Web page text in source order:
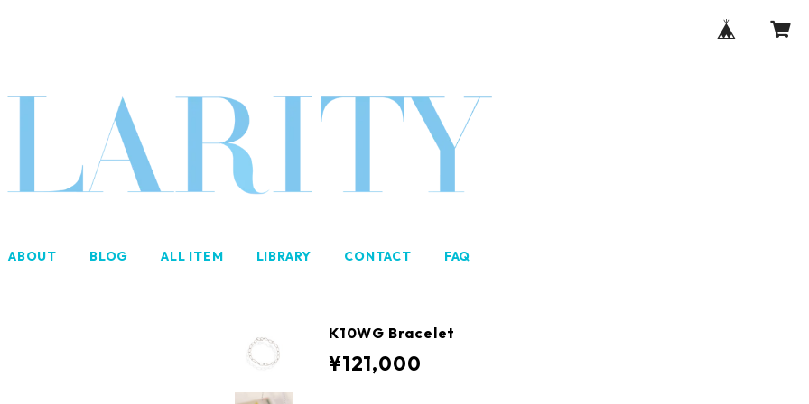
ABOUT BLOG ALL ITEM LIBRARY CONTACT FAQ
K10WG Bracelet
¥121,000